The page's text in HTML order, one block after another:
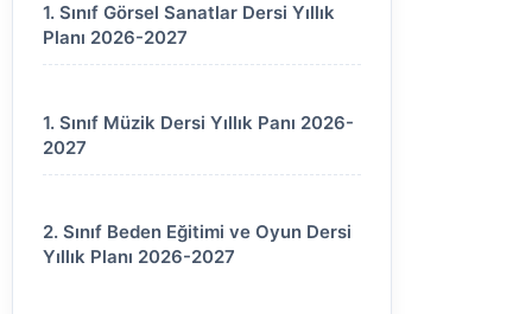
1. Sınıf Görsel Sanatlar Dersi Yıllık
Planı 2026-2027
1. Sınıf Müzik Dersi Yıllık Panı 2026-
2027
2. Sınıf Beden Eğitimi ve Oyun Dersi
Yıllık Planı 2026-2027